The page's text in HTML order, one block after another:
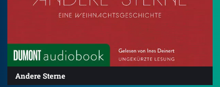
Andere Sterne